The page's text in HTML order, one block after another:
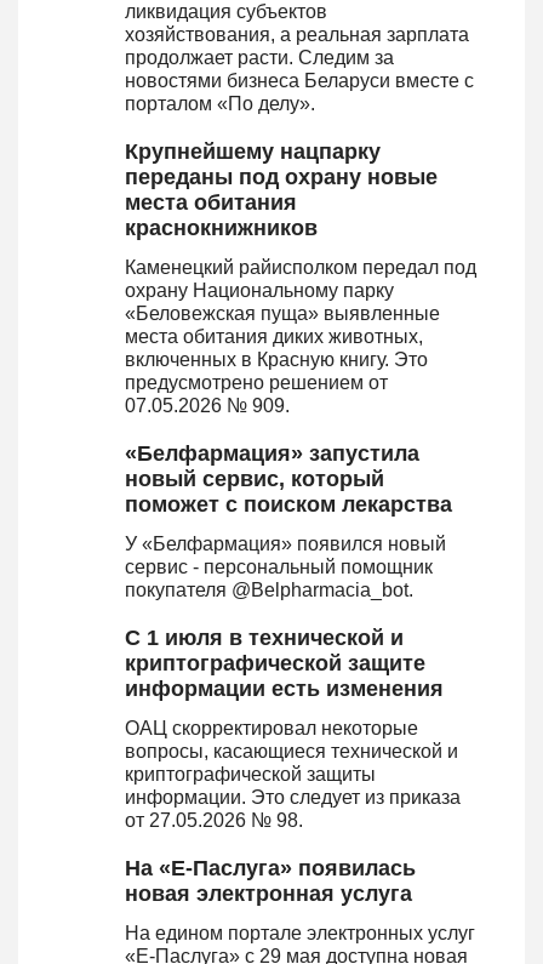
ликвидация субъектов
хозяйствования, а реальная зарплата
продолжает расти. Следим за
новостями бизнеса Беларуси вместе с
порталом «По делу».
Крупнейшему нацпарку
переданы под охрану новые
места обитания
краснокнижников
Каменецкий райисполком передал под
охрану Национальному парку
«Беловежская пуща» выявленные
места обитания диких животных,
включенных в Красную книгу. Это
предусмотрено решением от
07.05.2026 № 909.
«Белфармация» запустила
новый сервис, который
поможет с поиском лекарства
У «Белфармация» появился новый
сервис - персональный помощник
покупателя @Belpharmacia_bot.
С 1 июля в технической и
криптографической защите
информации есть изменения
ОАЦ скорректировал некоторые
вопросы, касающиеся технической и
криптографической защиты
информации. Это следует из приказа
от 27.05.2026 № 98.
На «Е-Паслуга» появилась
новая электронная услуга
На едином портале электронных услуг
«Е-Паслуга» с 29 мая доступна новая